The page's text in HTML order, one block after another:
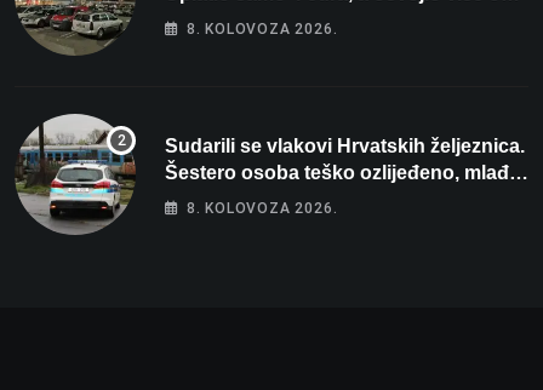
80 tisuća eura
8. KOLOVOZA 2026.
Sudarili se vlakovi Hrvatskih željeznica.
Šestero osoba teško ozlijeđeno, mlađa
žena na intenzivnoj
8. KOLOVOZA 2026.